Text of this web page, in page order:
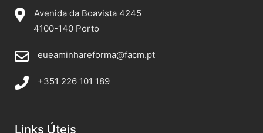
Avenida da Boavista 4245
4100-140 Porto
eueaminhareforma@facm.pt
+351 226 101 189
Links Úteis